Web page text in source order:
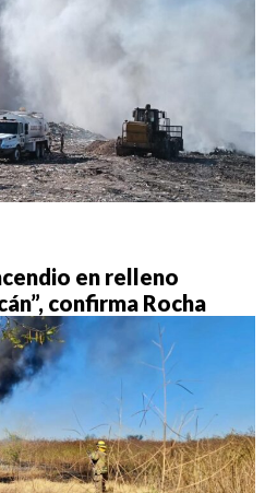
en relleno
confirma Rocha